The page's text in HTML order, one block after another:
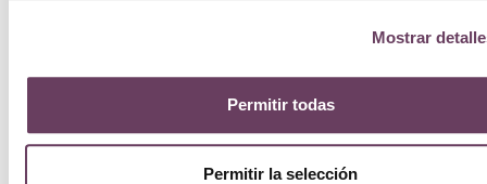
Mostrar
Permitir todas
Permitir la selección